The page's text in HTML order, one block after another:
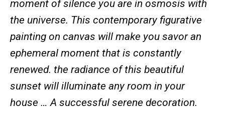
moment of silence you are in osmosis with
the universe. This contemporary figurative
painting on canvas will make you savor an
ephemeral moment that is constantly
renewed. the radiance of this beautiful
sunset will illuminate any room in your
house … A successful serene decoration.